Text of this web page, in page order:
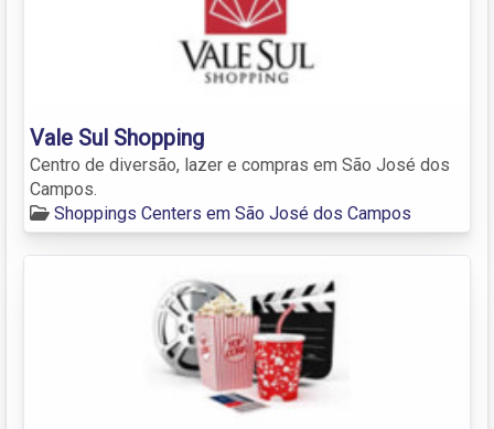
Vale Sul Shopping
Centro de diversão, lazer e compras em São José dos
Campos.
Shoppings Centers em São José dos Campos